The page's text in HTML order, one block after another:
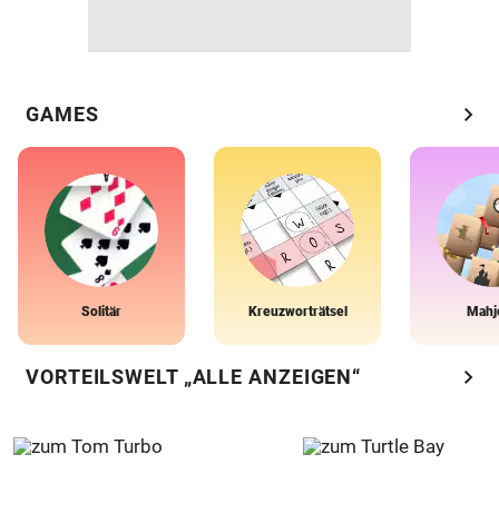
GAMES chevron_right
Solitär Kreuzworträtsel
VORTEILSWELT „ALLE ANZEIGEN“ chevron_right